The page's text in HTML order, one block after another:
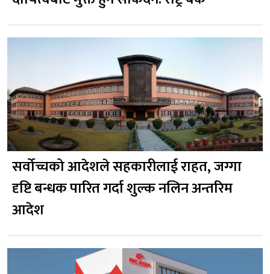
सर्वोच्चको आदेशले सहकारीलाई राहत, जग्गा
दृष्टि बन्धक पारित गर्दा शुल्क नलिन अन्तरिम
आदेश